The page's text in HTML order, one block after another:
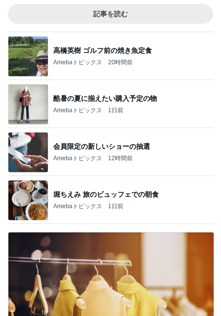
記事を読む
高橋英樹 ゴルフ前の焼き魚定食
Amebaトピックス 20時間前
酷暑の夏に揃えたい購入予定の物
Amebaトピックス 1日前
会員限定の新しいショーの抽選
Amebaトピックス 12時間前
堀ちえみ 旅のビュッフェでの朝食
Amebaトピックス 1日前